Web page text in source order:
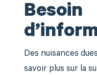
Besoin
Des nuisances
savoir plus sur la